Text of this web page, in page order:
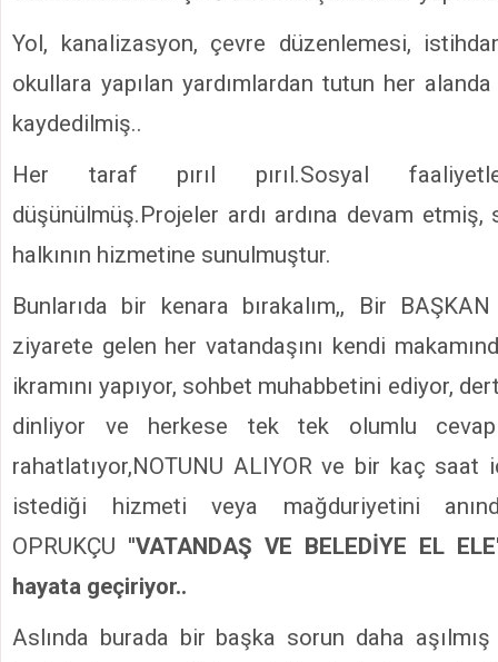
Yol, kanalizasyon, çevre düzenlemesi,
okullara yapılan yardımlardan tutun her
kaydedilmiş..
Her taraf pırıl pırıl.Sosyal
düşünülmüş.Projeler ardı ardına devam etmiş,
halkının hizmetine sunulmuştur.
Bunlarıda bir kenara bırakalım,, Bir
ziyarete gelen her vatandaşını kendi
ikramını yapıyor, sohbet muhabbetini ediyor,
dinliyor ve herkese tek tek olumlu
rahatlatıyor,NOTUNU ALIYOR ve bir kaç saat
istediği hizmeti veya mağduriyetini
OPRUKÇU ''VATANDAŞ VE BELEDİYE EL
hayata geçiriyor..
Aslında burada bir başka sorun daha aşılmış